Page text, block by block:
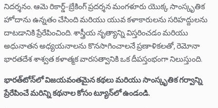
నిదర్శనం. ఆమె రికార్డ్-బ్రేకింగ్ ప్రదర్శన మంగళూరు యొక్క సాంస్కృతిక
హోదాను ఉన్నతం చేసింది మరియు యువ కళాకారులను సరిహద్దులను
దాటడానికి ప్రేరేపించింది. శాస్త్రీయ నృత్యాన్ని విస్తరించడం మరియు
అధునాతన అధ్యయనాలను కొనసాగించాలనే ప్రణాళికలతో, రెమోనా
భారతదేశ శాశ్వత కళాత్మక వారసత్వానికి ఒక దీపస్తంభంగా నిలుస్తుంది.
భారత్‌టోన్‌లో విజయవంతమైన కథలు మరియు సాంస్కృతిక గర్వాన్ని
ప్రేరేపించే మరిన్ని కథనాల కోసం ట్యూన్‌లో ఉండండి.